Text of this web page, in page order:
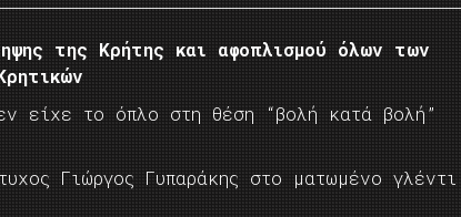
της Κρήτης και αφοπλισμού όλων των
είχε το όπλο στη θέση “βολή κατά βολή”
Γιώργος Γυπαράκης στο ματωμένο γλέντι